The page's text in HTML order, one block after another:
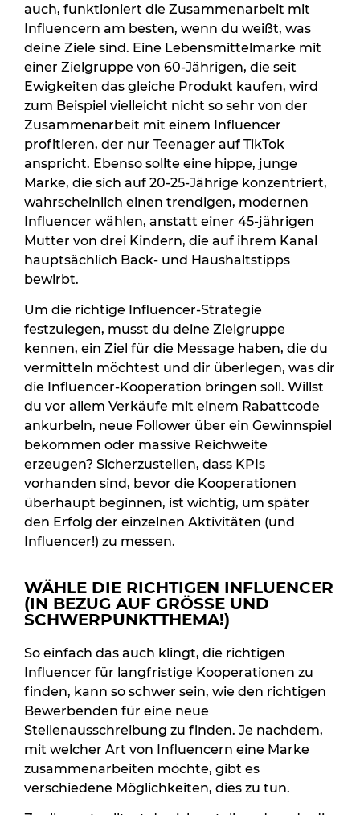
auch, funktioniert die Zusammenarbeit mit
Influencern am besten, wenn du weißt, was
deine Ziele sind. Eine Lebensmittelmarke mit
einer Zielgruppe von 60-Jährigen, die seit
Ewigkeiten das gleiche Produkt kaufen, wird
zum Beispiel vielleicht nicht so sehr von der
Zusammenarbeit mit einem Influencer
profitieren, der nur Teenager auf TikTok
anspricht. Ebenso sollte eine hippe, junge
Marke, die sich auf 20-25-Jährige konzentriert,
wahrscheinlich einen trendigen, modernen
Influencer wählen, anstatt einer 45-jährigen
Mutter von drei Kindern, die auf ihrem Kanal
hauptsächlich Back- und Haushaltstipps
bewirbt.
Um die richtige Influencer-Strategie
festzulegen, musst du deine Zielgruppe
kennen, ein Ziel für die Message haben, die du
vermitteln möchtest und dir überlegen, was dir
die Influencer-Kooperation bringen soll. Willst
du vor allem Verkäufe mit einem Rabattcode
ankurbeln, neue Follower über ein Gewinnspiel
bekommen oder massive Reichweite
erzeugen? Sicherzustellen, dass KPIs
vorhanden sind, bevor die Kooperationen
überhaupt beginnen, ist wichtig, um später
den Erfolg der einzelnen Aktivitäten (und
Influencer!) zu messen.
WÄHLE DIE RICHTIGEN INFLUENCER
(IN BEZUG AUF GRÖSSE UND S
CHWERPUNKTTHEMA!)
So einfach das auch klingt, die richtigen
Influencer für langfristige Kooperationen zu
finden, kann so schwer sein, wie den richtigen
Bewerbenden für eine neue
Stellenausschreibung zu finden. Je nachdem,
mit welcher Art von Influencern eine Marke
zusammenarbeiten möchte, gibt es
verschiedene Möglichkeiten, dies zu tun.